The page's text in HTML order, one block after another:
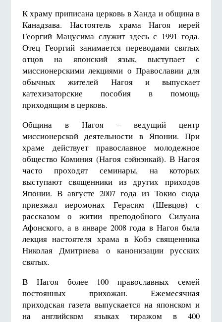
К храму приписана церковь в Ханда и община в
Канадзава. Настоятель храма Нагоя иерей
Георгий Мацусима служит здесь с 1991 года.
Отец Георгий занимается переводами святых
отцов на японский язык, выступает с
миссионерскими лекциями о Православии для
обычных жителей Нагоя и выпускает
катехизаторские пособия в помощь
приходящим в церковь.
Община в Нагоя – ведущий центр
миссионерской деятельности в Японии. При
храме действует православное молодежное
общество Коминия (Нагоя сэйнэнкай). В Нагоя
часто проходят семинары, на которых
выступают священники из других приходов
Японии. В августе 2007 года из Токио сюда
приезжал иеромонах Герасим (Шевцов) с
рассказом о житии преподобного Силуана
Афонского, а в январе 2008 года в Нагоя была
лекция настоятеля храма в Кобэ священника
Николая Дмитриева о канонизации русских
святых.
В Нагоя более 100 православных семей
постоянных прихожан. Ежемесячная
приходская газета выпускается на японском и
на английском языках тиражом в 400